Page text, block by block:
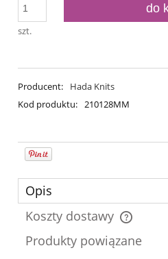
szt.
do
Producent:
Hada Knits
Kod produktu: 210128MM
Opis
Koszty dostawy
Cena nie zawiera ewentualnych
Produkty powiązane